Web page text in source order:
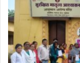
मी
के
पी
ए
म